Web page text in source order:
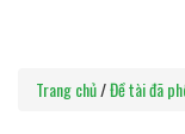
Trang chủ/Đề tài đã